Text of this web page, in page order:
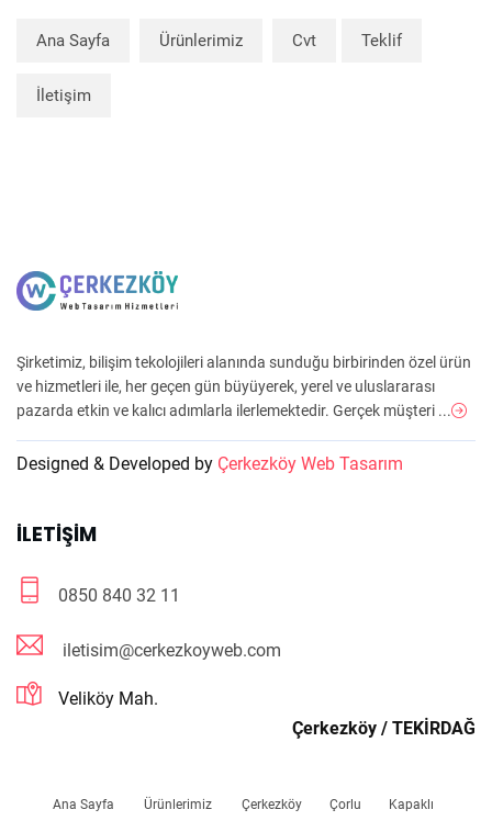
Ana Sayfa Ürünlerimiz Cvt Teklif
İletişim
Şirketimiz, bilişim tekolojileri alanında sunduğu birbirinden özel ürün
ve hizmetleri ile, her geçen gün büyüyerek, yerel ve uluslararası
pazarda etkin ve kalıcı adımlarla ilerlemektedir. Gerçek müşteri ...
Designed & Developed by Çerkezköy Web Tasarım
İLETIŞIM
0850 840 32 11
iletisim@cerkezkoyweb.com
Veliköy Mah.
Çerkezköy / TEKİRDAĞ
Ana Sayfa Ürünlerimiz Çerkezköy Çorlu Kapaklı